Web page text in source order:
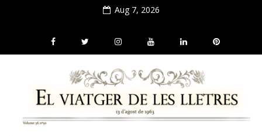
Aug 7, 2026